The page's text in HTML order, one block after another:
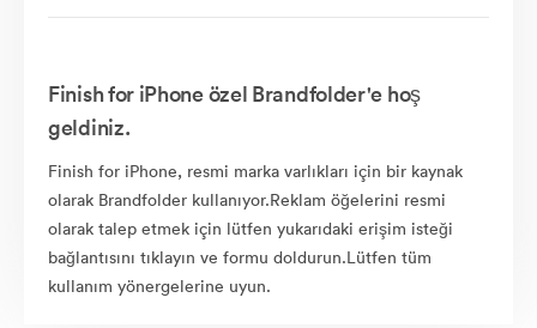
Finish for iPhone özel Brandfolder'e hoş
geldiniz.
Finish for iPhone, resmi marka varlıkları için bir kaynak
olarak Brandfolder kullanıyor.Reklam öğelerini resmi
olarak talep etmek için lütfen yukarıdaki erişim isteği
bağlantısını tıklayın ve formu doldurun.Lütfen tüm
kullanım yönergelerine uyun.